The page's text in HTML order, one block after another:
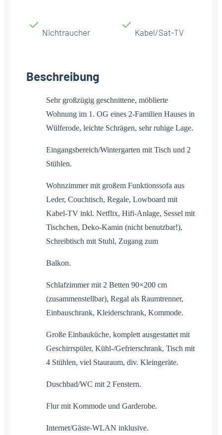
Nichtraucher Kabel/Sat-TV
Beschreibung
Sehr großzügig geschnittene, möblierte
Wohnung im 1. OG eines 2-Familien Hauses in
Wülferode, leichte Schrägen, sehr ruhige Lage.
Eingangsbereich/Wintergarten mit Tisch und 2
Stühlen.
Wohnzimmer mit großem Funktionssofa aus
Leder, Couchtisch, Regale, Lowboard mit
Kabel-TV inkl. Netflix, Hifi-Anlage, Sessel mit
Tischchen, Deko-Kamin (nicht benutzbar!),
Schreibtisch mit Stuhl, Zugang zum
Balkon.
Schlafzimmer mit 2 Betten 90×200 cm
(zusammenstellbar), Regal als Raumtrenner,
Einbauschrank, Kleiderschrank, Kommode.
Große Einbauküche, komplett ausgestattet mit
Geschirrspüler, Kühl-/Gefrierschrank, Tisch mit
4 Stühlen, viel Stauraum, div. Kleingeräte.
Duschbad/WC mit 2 Fenstern.
Flur mit Kommode und Garderobe.
Internet/Gäste-WLAN inklusive.